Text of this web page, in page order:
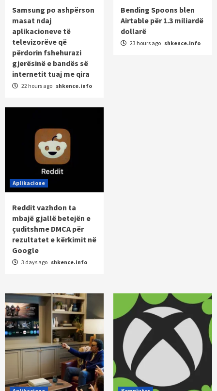
Samsung po ashpërson
masat ndaj
aplikacioneve të
televizorëve që
përdorin fshehurazi
gjerësinë e bandës së
internetit tuaj me qira
22 hours ago shkence.info
Bending Spoons blen
Airtable për 1.3 miliardë
dollarë
23 hours ago shkence.info
Aplikacione
Reddit vazhdon ta
mbajë gjallë betejën e
çuditshme DMCA për
rezultatet e kërkimit në
Google
3 days ago shkence.info